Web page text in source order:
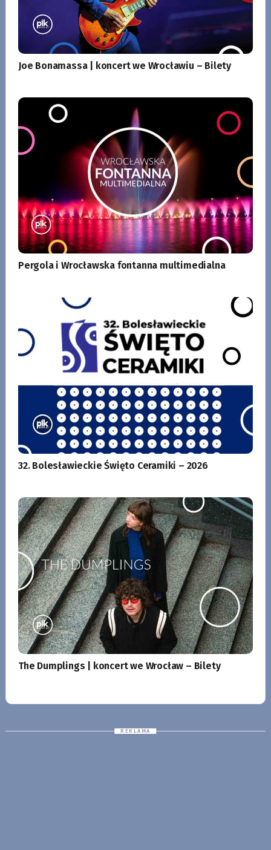
Joe Bonamassa | koncert we Wrocławiu – Bilety
Pergola i Wrocławska fontanna multimedialna
32. Bolesławieckie Święto Ceramiki – 2026
The Dumplings | koncert we Wrocław – Bilety